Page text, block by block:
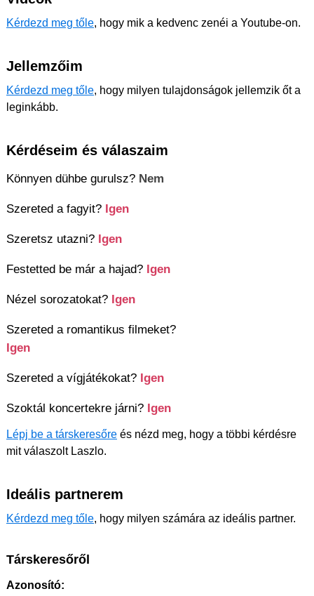
Kérdezd meg tőle, hogy mik a kedvenc zenéi a Youtube-on.
Jellemzőim
Kérdezd meg tőle, hogy milyen tulajdonságok jellemzik őt a
leginkább.
Kérdéseim és válaszaim
Könnyen dühbe gurulsz? Nem
Szereted a fagyit? Igen
Szeretsz utazni? Igen
Festetted be már a hajad? Igen
Nézel sorozatokat? Igen
Szereted a romantikus filmeket?
Igen
Szereted a vígjátékokat? Igen
Szoktál koncertekre járni? Igen
Lépj be a társkeresőre és nézd meg, hogy a többi kérdésre
mit válaszolt Laszlo.
Ideális partnerem
Kérdezd meg tőle, hogy milyen számára az ideális partner.
Társkeresőről
Azonosító: